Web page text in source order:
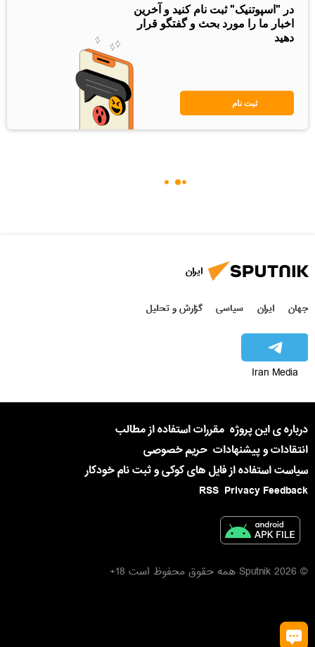
در "اسپوتنیک" ثبت نام کنید و آخرین
اخبار ما را مورد بحث و گفتگو قرار
دهید
ثبت نام
ایران
جهان ایران سیاسی گزارش و تحلیل
Iran Media
درباره ی این پروژه مقررات استفاده از مطالب
انتقادات و پیشنهادات حریم خصوصی
سیاست استفاده از فایل های کوکی و ثبت نام خودکار
Privacy Feedback
RSS
© 2026 Sputnik همه حقوق محفوظ است 18+